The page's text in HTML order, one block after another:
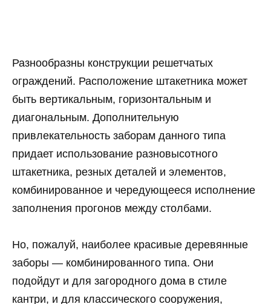
Разнообразны конструкции решетчатых
ограждений. Расположение штакетника может
быть вертикальным, горизонтальным и
диагональным. Дополнительную
привлекательность заборам данного типа
придает использование разновысотного
штакетника, резных деталей и элементов,
комбинированное и чередующееся исполнение
заполнения прогонов между столбами.
Но, пожалуй, наиболее красивые деревянные
заборы — комбинированного типа. Они
подойдут и для загородного дома в стиле
кантри, и для классического сооружения,